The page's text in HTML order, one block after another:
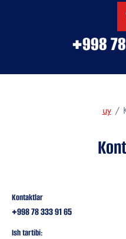
+998
uy /
Kontaktlar
+998 78 333 91 65
Ish tartibi: